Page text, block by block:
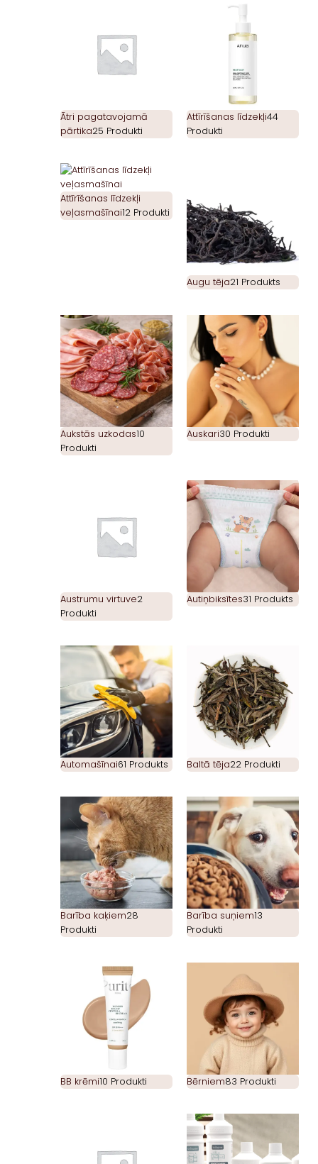
Ātri pagatavojamā
pārtika25 Produkti
Attīrīšanas līdzekļi44
Produkti
Attīrīšanas līdzekļi
veļasmašīnai12 Produkti
Augu tēja21 Produkts
Aukstās uzkodas10
Produkti
Auskari30 Produkti
Austrumu virtuve2
Produkti
Autiņbiksītes31 Produkts
Automašīnai61 Produkts Baltā tēja22 Produkti
Barība kaķiem28
Produkti
Barība suņiem13
Produkti
BB krēmi10 Produkti Bērniem83 Produkti